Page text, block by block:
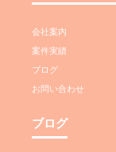
会社案内
案件実績
ブログ
お問い合わせ
ブログ